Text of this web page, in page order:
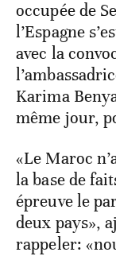
occupée de
l’Espagne
avec la
Karima
même jour,
«Le Maroc
la base de
épreuve le
deux pays»,
rappeler: